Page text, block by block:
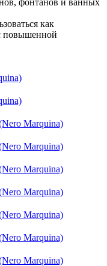
фонтанов и ванных
как
повышенной
Marquina)
Marquina)
Marquina)
Marquina)
Marquina)
Marquina)
Marquina)